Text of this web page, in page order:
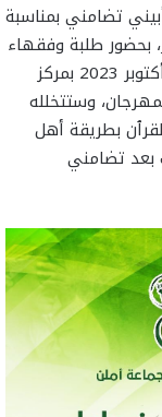
تضامني بمناسبة
بحضور طلبة وفقهاء
المدارس العتيقة بالمنطقة يوم الجمعة 20 أكتوبر 2023 بمركز
وستتخلله
بطريقة أهل
بعد تضامني